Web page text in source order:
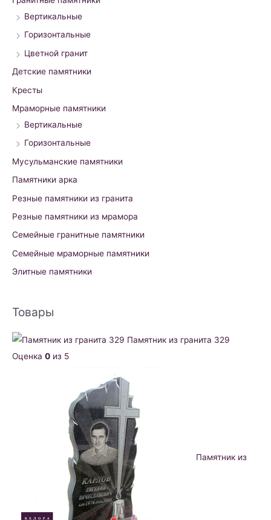
Вертикальные
Горизонтальные
Цветной гранит
Детские памятники
Кресты
Мраморные памятники
Вертикальные
Горизонтальные
Мусульманские памятники
Памятники арка
Резные памятники из гранита
Резные памятники из мрамора
Семейные гранитные памятники
Семейные мраморные памятники
Элитные памятники
Товары
Памятник из гранита 329
Оценка 0 из 5
Памятник из